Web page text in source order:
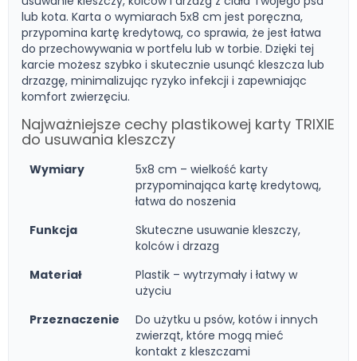
lub kota. Karta o wymiarach 5x8 cm jest poręczna,
przypomina kartę kredytową, co sprawia, że jest łatwa
do przechowywania w portfelu lub w torbie. Dzięki tej
karcie możesz szybko i skutecznie usunąć kleszcza lub
drzazgę, minimalizując ryzyko infekcji i zapewniając
komfort zwierzęciu.
Najważniejsze cechy plastikowej karty TRIXIE
do usuwania kleszczy
Wymiary
5x8 cm – wielkość karty
przypominająca kartę kredytową,
łatwa do noszenia
Funkcja
Skuteczne usuwanie kleszczy,
kolców i drzazg
Materiał
Plastik – wytrzymały i łatwy w
użyciu
Przeznaczenie
Do użytku u psów, kotów i innych
zwierząt, które mogą mieć
kontakt z kleszczami